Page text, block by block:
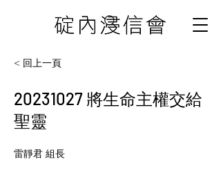
< 回上一頁
20231027 將生命主權交給
聖靈
雷靜君 組長